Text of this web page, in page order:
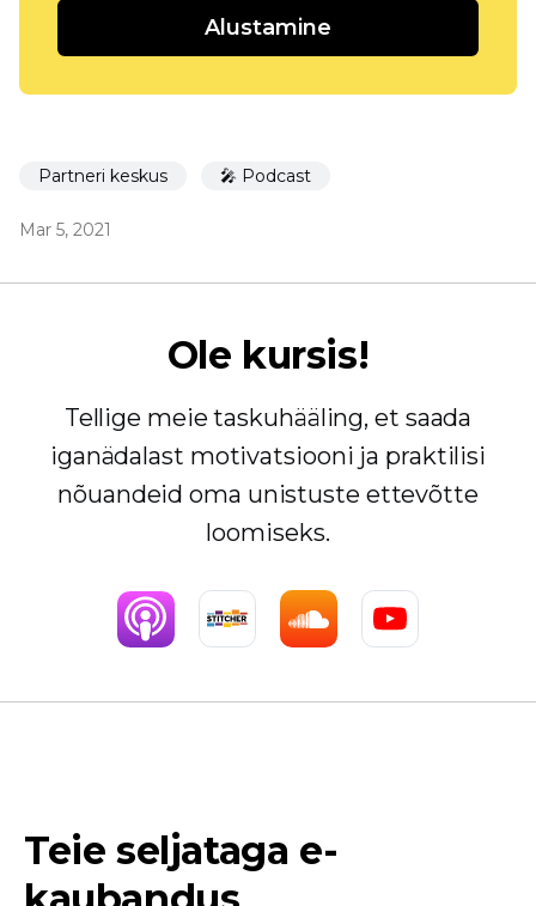
Alustamine
Partneri keskus 🎤 Podcast
Mar 5, 2021
Ole kursis!
Tellige meie taskuhääling, et saada
iganädalast motivatsiooni ja praktilisi
nõuandeid oma unistuste ettevõtte
loomiseks.
Teie seljataga e-